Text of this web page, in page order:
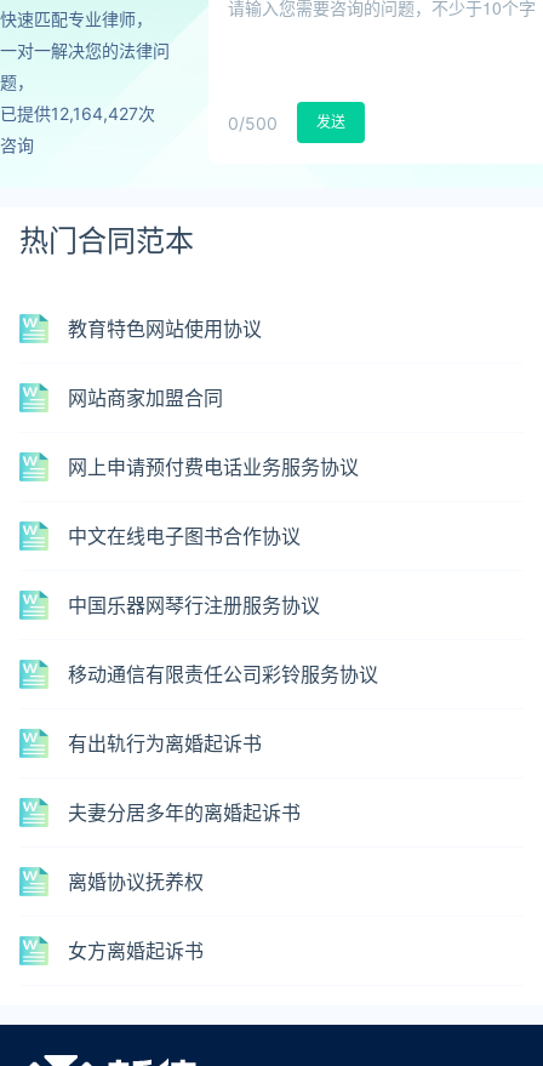
快速匹配专业律师，
一对一解决您的法律问
题，
已提供12,164,427次
咨询
0/500 发送
热门合同范本
教育特色网站使用协议
网站商家加盟合同
网上申请预付费电话业务服务协议
中文在线电子图书合作协议
中国乐器网琴行注册服务协议
移动通信有限责任公司彩铃服务协议
有出轨行为离婚起诉书
夫妻分居多年的离婚起诉书
离婚协议抚养权
女方离婚起诉书